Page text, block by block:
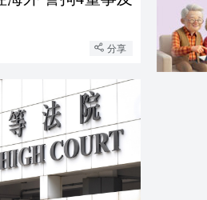
分享